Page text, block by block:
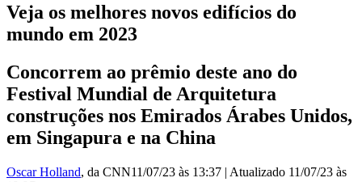
Veja os melhores novos edifícios do
mundo em 2023
Concorrem ao prêmio deste ano do
Festival Mundial de Arquitetura
construções nos Emirados Árabes Unidos,
em Singapura e na China
Oscar Holland, da CNN11/07/23 às 13:37 | Atualizado 11/07/23 às